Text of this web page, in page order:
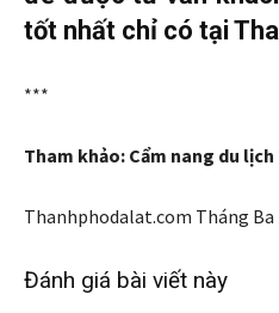
tốt nhất chỉ có tại
***
Tham khảo: Cẩm nang du
Thanhphodalat.com Tháng Ba
Đánh giá bài viết này